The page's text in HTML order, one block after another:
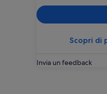
Scopri di
Invia un feedback